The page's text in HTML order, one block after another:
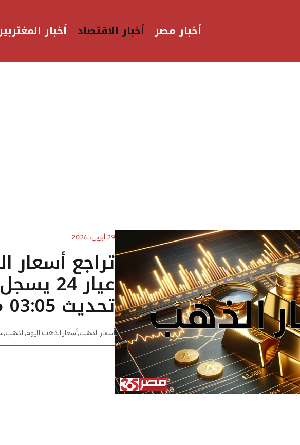
أخبار مصر أخبار الاقتصاد أخبار
29 أبريل، 2026
تراجع
تحديث 03:05 مساءًا
أسعار الذهب,أسعار الذهب اليوم,الذهب,